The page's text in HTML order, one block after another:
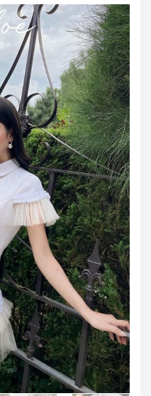
MYR -RM
Malaysian Ringgit
THB -฿
Thai Baht
QAR -QR
Qatari Rial
JOD -JD
Jordanian Dinar
KWD -KD
Kuwaiti Dinar
OMR -OMR
Omani Rial
EUR -€
Euro
GBP -£
British Pound Sterling
VND -₫
CNY -CN¥
Chinese Yuan
JPY -¥
Japanese Yen